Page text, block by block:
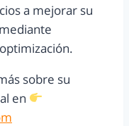
a mejorar su
sobre su
en